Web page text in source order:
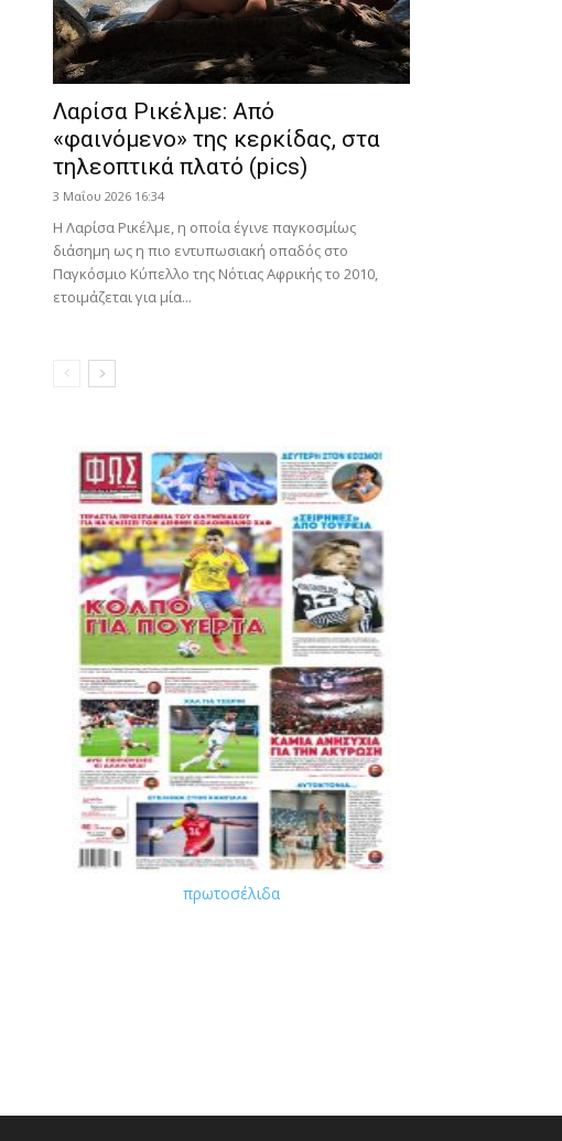
Λαρίσα Ρικέλμε: Από
«φαινόμενο» της κερκίδας, στα
τηλεοπτικά πλατό (pics)
3 Μαΐου 2026 16:34
Η Λαρίσα Ρικέλμε, η οποία έγινε παγκοσμίως
διάσημη ως η πιο εντυπωσιακή οπαδός στο
Παγκόσμιο Κύπελλο της Νότιας Αφρικής το 2010,
ετοιμάζεται για μία...
πρωτοσέλιδα